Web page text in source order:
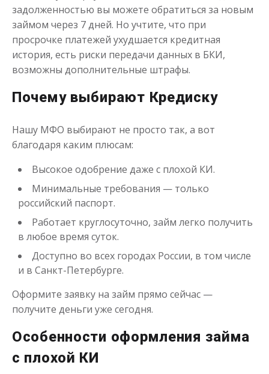
задолженностью вы можете обратиться за новым
займом через 7 дней. Но учтите, что при
просрочке платежей ухудшается кредитная
история, есть риски передачи данных в БКИ,
возможны дополнительные штрафы.
Почему выбирают Кредиску
Нашу МФО выбирают не просто так, а вот
благодаря каким плюсам:
Высокое одобрение даже с плохой КИ.
Минимальные требования — только
российский паспорт.
Работает круглосуточно, займ легко получить
в любое время суток.
Доступно во всех городах России, в том числе
и в Санкт-Петербурге.
Оформите заявку на займ прямо сейчас —
получите деньги уже сегодня.
Особенности оформления займа
с плохой КИ